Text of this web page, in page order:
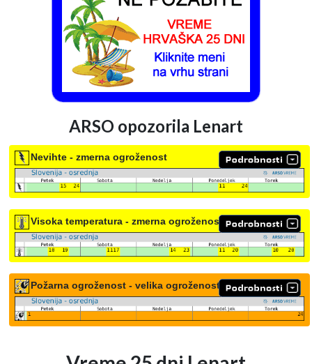
ARSO opozorila Lenart
Nevihte - zmerna ogroženost
Visoka temperatura - zmerna ogroženost
Požarna ogroženost - velika ogroženost